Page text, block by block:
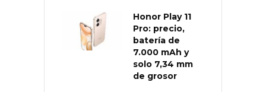
Honor Play 11
Pro: precio,
batería de
7.000 mAh y
solo 7,34 mm
de grosor